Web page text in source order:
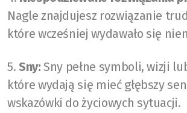
Nagle znajdujesz rozwiązanie
które wcześniej wydawało się
5. Sny:Sny pełne symboli, wizji
które wydają się mieć głębszy
wskazówki do życiowych sytuacji.